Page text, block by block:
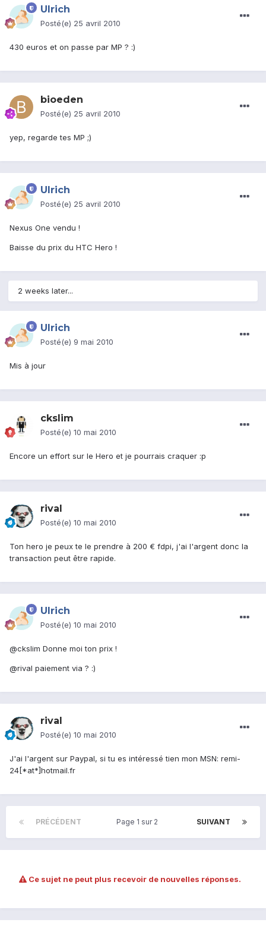
Ulrich
Posté(e) 25 avril 2010
430 euros et on passe par MP ? :)
bioeden
Posté(e) 25 avril 2010
yep, regarde tes MP ;)
Ulrich
Posté(e) 25 avril 2010
Nexus One vendu !
Baisse du prix du HTC Hero !
2 weeks later...
Ulrich
Posté(e) 9 mai 2010
Mis à jour
ckslim
Posté(e) 10 mai 2010
Encore un effort sur le Hero et je pourrais craquer :p
rival
Posté(e) 10 mai 2010
Ton hero je peux te le prendre à 200 € fdpi, j'ai l'argent donc la
transaction peut être rapide.
Ulrich
Posté(e) 10 mai 2010
@ckslim Donne moi ton prix !
@rival paiement via ? :)
rival
Posté(e) 10 mai 2010
J'ai l'argent sur Paypal, si tu es intéressé tien mon MSN: remi-
24[*at*]hotmail.fr
PRÉCÉDENT SUIVANT
Page 1 sur 2
Ce sujet ne peut plus recevoir de nouvelles réponses.